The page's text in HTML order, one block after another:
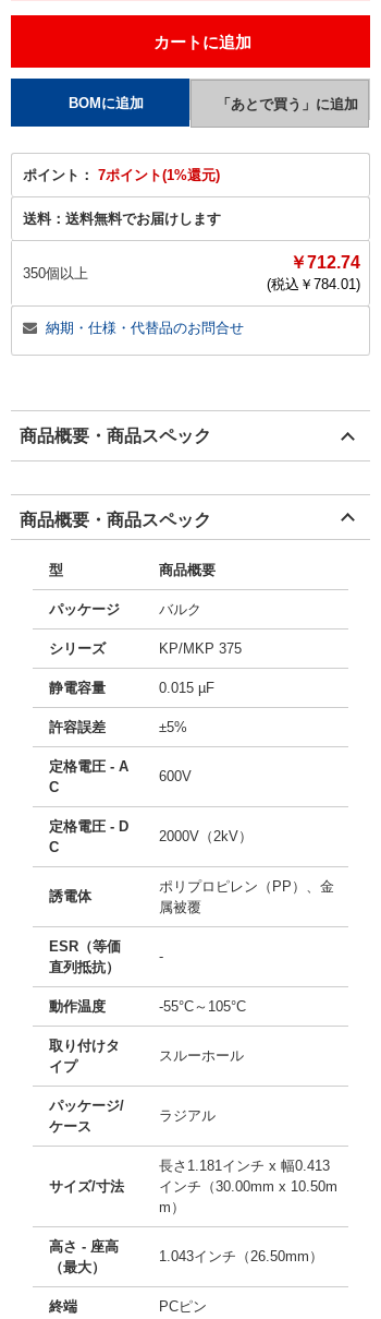
ポイント： 7ポイント(1%還元)
送料： 送料無料でお届けします
350個以上
￥712.74
(税込￥ 784.01)
納期・仕様・代替品のお問合せ
商品概要・商品スペック
商品概要・商品スペック
型 商品概要
パッケージ バルク
シリーズ KP/MKP 375
静電容量 0.015 µF
許容誤差 ±5%
定格電圧 - A
C
600V
定格電圧 - D
C
2000V（2kV）
誘電体
ポリプロピレン（PP）、金
属被覆
ESR（等価
直列抵抗）
-
動作温度 -55°C～105°C
取り付けタ
イプ
スルーホール
パッケージ/
ケース
ラジアル
サイズ/寸法
長さ1.181インチ x 幅0.413
インチ（30.00mm x 10.50m
m）
高さ - 座高
（最大）
1.043インチ（26.50mm）
終端 PCピン